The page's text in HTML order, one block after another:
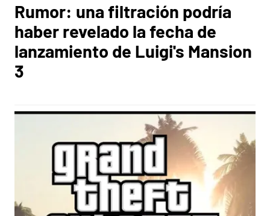
Rumor: una filtración podría
haber revelado la fecha de
lanzamiento de Luigi's Mansion
3